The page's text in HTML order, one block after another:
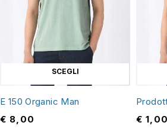
SCEGLI
E 150 Organic Man
€ 8,00
€ 1,00